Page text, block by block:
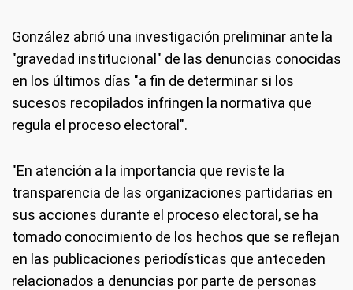
González abrió una investigación preliminar ante la
"gravedad institucional" de las denuncias conocidas
en los últimos días "a fin de determinar si los
sucesos recopilados infringen la normativa que
regula el proceso electoral".
"En atención a la importancia que reviste la
transparencia de las organizaciones partidarias en
sus acciones durante el proceso electoral, se ha
tomado conocimiento de los hechos que se reflejan
en las publicaciones periodísticas que anteceden
relacionados a denuncias por parte de personas